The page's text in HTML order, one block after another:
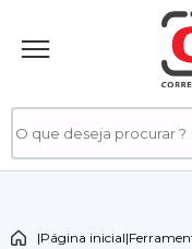
|Página inicial|